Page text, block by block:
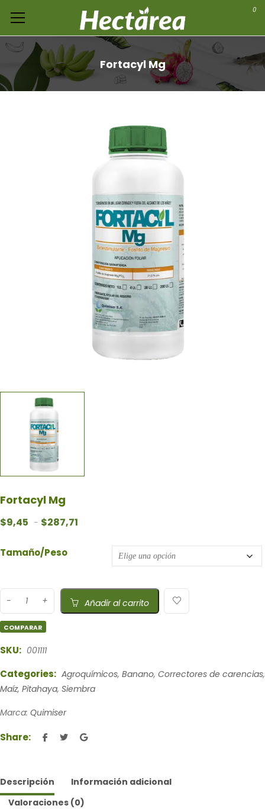
0
Fortacyl Mg
Fortacyl Mg
$9,45 - $287,71
Tamaño/Peso
Añadir al carrito
COMPARAR
SKU: 001111
Categories: Agroquímicos, Banano, Correctores de carencias,
Maíz, Pitahaya, Siembra
Marca: Quimiser
Share:
Descripción
Información adicional
Valoraciones (0)